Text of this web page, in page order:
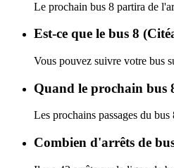
Le prochain bus 8 partira de
Est-ce que le bus 8
Vous pouvez suivre votre bus
Quand le prochain bus
Les prochains passages du
Combien d'arrêts de